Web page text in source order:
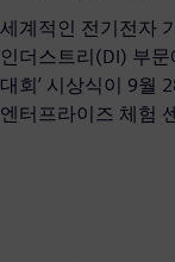
세계적인 전기전자
인더스트리(DI) 부문
대회’ 시상식이 9월
엔터프라이즈 체험